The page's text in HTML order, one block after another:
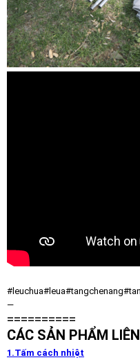
—
==========
CÁC SẢN PHẨM
1.Tấm cách nhiệt